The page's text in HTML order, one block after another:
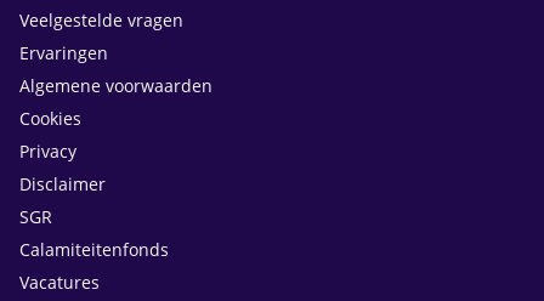
Veelgestelde vragen
Ervaringen
Algemene voorwaarden
Cookies
Privacy
Disclaimer
SGR
Calamiteitenfonds
Vacatures